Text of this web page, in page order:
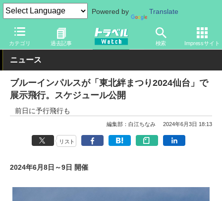
Powered by Translate
カテゴリ 過去記事 検索 Impressサイト
トラベル Watch 地域 国内旅行 宮城
ニュース
ブルーインパルスが「東北絆まつり2024仙台」で
展示飛行。スケジュール公開
前日に予行飛行も
編集部：白江ちなみ 2024年6月3日 18:13
リスト
2024年6月8日～9日 開催